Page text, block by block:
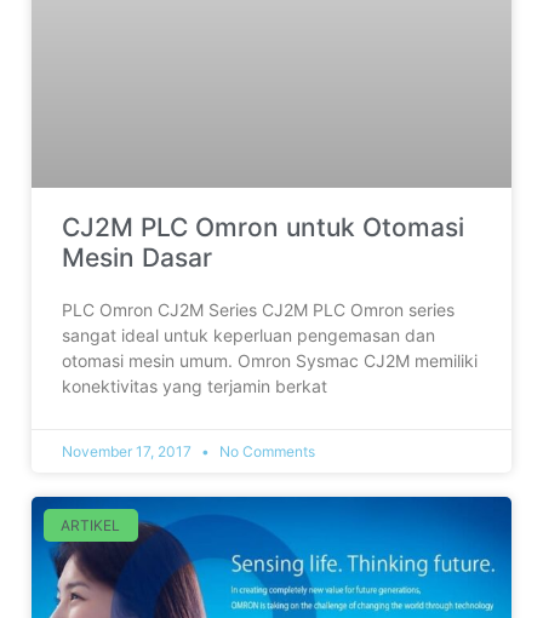
CJ2M PLC Omron untuk Otomasi
Mesin Dasar
PLC Omron CJ2M Series CJ2M PLC Omron series
sangat ideal untuk keperluan pengemasan dan
otomasi mesin umum. Omron Sysmac CJ2M memiliki
konektivitas yang terjamin berkat
November 17, 2017 No Comments
ARTIKEL